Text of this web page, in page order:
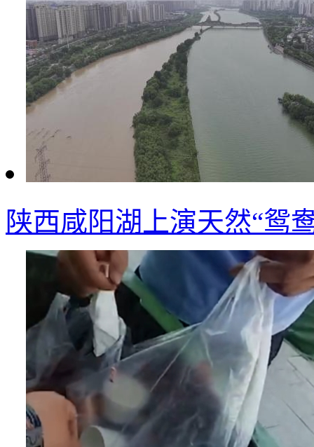
陕西咸阳湖上演天然“鸳